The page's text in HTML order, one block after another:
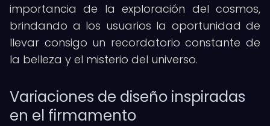
importancia de la exploración del cosmos,
brindando a los usuarios la oportunidad de
llevar consigo un recordatorio constante de
la belleza y el misterio del universo.
Variaciones de diseño inspiradas
en el firmamento